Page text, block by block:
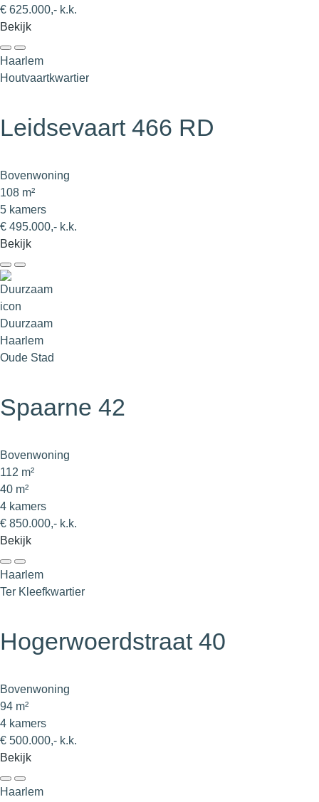
€ 625.000,- k.k.
Bekijk
Haarlem
Houtvaartkwartier
Leidsevaart 466 RD
Bovenwoning
108 m²
5 kamers
€ 495.000,- k.k.
Bekijk
Duurzaam
Haarlem
Oude Stad
Spaarne 42
Bovenwoning
112 m²
40 m²
4 kamers
€ 850.000,- k.k.
Bekijk
Haarlem
Ter Kleefkwartier
Hogerwoerdstraat 40
Bovenwoning
94 m²
4 kamers
€ 500.000,- k.k.
Bekijk
Haarlem